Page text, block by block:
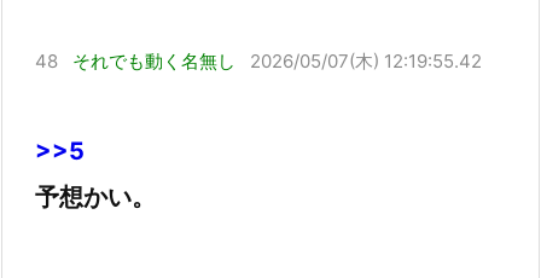
48 それでも動く名無し 2026/05/07(木) 12:19:55.42
>>5
予想かい。